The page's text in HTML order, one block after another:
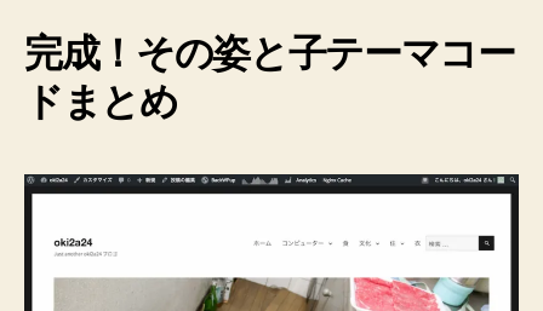
完成！その姿と子テーマコー
ドまとめ